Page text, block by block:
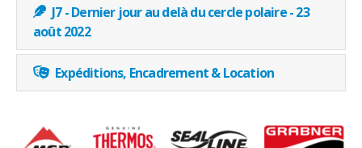
J7 - Dernier jour au delà du cercle polaire - 23
août 2022
Expéditions, Encadrement & Location